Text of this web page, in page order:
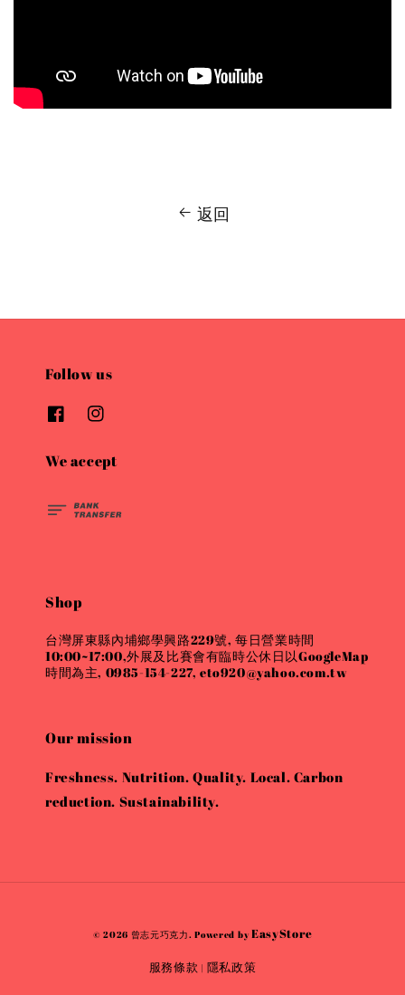
返回
Follow us
We accept
Shop
台灣屏東縣內埔鄉學興路229號, 每日營業時間
10:00~17:00,外展及比賽會有臨時公休日以GoogleMap
時間為主, 0985-154-227, eto920@yahoo.com.tw
Our mission
Freshness. Nutrition. Quality. Local. Carbon
reduction. Sustainability.
© 2026 曾志元巧克力. Powered by EasyStore
服務條款 | 隱私政策